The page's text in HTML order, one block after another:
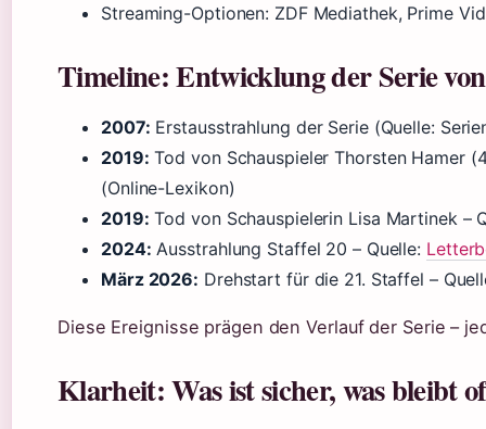
Streaming-Optionen: ZDF Mediathek, Prime
Timeline: Entwicklung der Serie
2007: Erstausstrahlung der Serie (Quelle:
2019: Tod von Schauspieler Thorsten Hamer
(Online-Lexikon)
2019: Tod von Schauspielerin Lisa Martinek –
2024: Ausstrahlung Staffel 20 – Quelle:
März 2026: Drehstart für die 21. Staffel –
Diese Ereignisse prägen den Verlauf der Serie –
Klarheit: Was ist sicher, was bleibt